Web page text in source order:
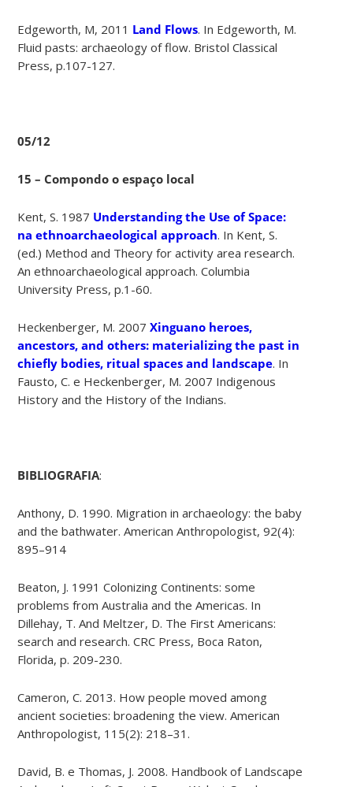
Edgeworth, M, 2011 Land Flows. In Edgeworth, M.
Fluid pasts: archaeology of flow. Bristol Classical
Press, p.107-127.
05/12
15 – Compondo o espaço local
Kent, S. 1987 Understanding the Use of Space:
na ethnoarchaeological approach. In Kent, S.
(ed.) Method and Theory for activity area research.
An ethnoarchaeological approach. Columbia
University Press, p.1-60.
Heckenberger, M. 2007Xinguano heroes,
ancestors, and others: materializing the past in
chiefly bodies, ritual spaces and landscape. In
Fausto, C. e Heckenberger, M. 2007 Indigenous
History and the History of the Indians.
BIBLIOGRAFIA:
Anthony, D. 1990. Migration in archaeology: the baby
and the bathwater. American Anthropologist, 92(4):
895–914
Beaton, J. 1991 Colonizing Continents: some
problems from Australia and the Americas. In
Dillehay, T. And Meltzer, D. The First Americans:
search and research. CRC Press, Boca Raton,
Florida, p. 209-230.
Cameron, C. 2013. How people moved among
ancient societies: broadening the view. American
Anthropologist, 115(2): 218–31.
David, B. e Thomas, J. 2008. Handbook of Landscape